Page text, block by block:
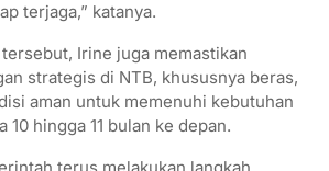
terjaga,” katanya.
Irine juga memastikan
strategis di NTB, khususnya beras,
aman untuk memenuhi kebutuhan
10 hingga 11 bulan ke depan.